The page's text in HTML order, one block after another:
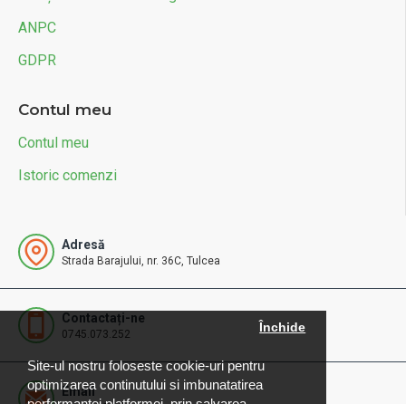
Site-ul nostru foloseste cookie-uri pentru
optimizarea continutului si imbunatatirea
Închide
ANPC
GDPR
Contul meu
Contul meu
Istoric comenzi
Adresă
Strada Barajului, nr. 36C, Tulcea
Contactați-ne
0745.073.252
Email